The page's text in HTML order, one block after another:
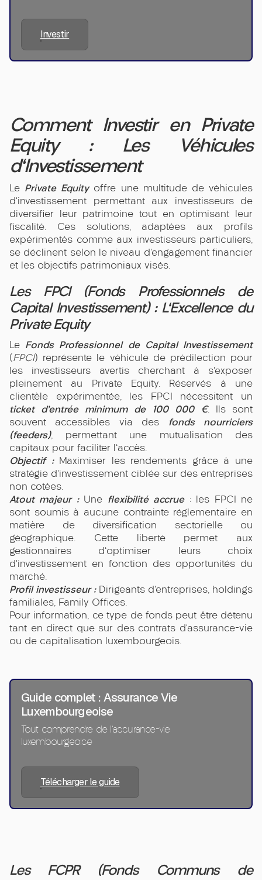
Investir
Comment Investir en Private
Equity : Les Véhicules
d'Investissement
Le Private Equityoffre une multitude de véhicules
d’investissement permettant aux investisseurs de
diversifier leur patrimoine tout en optimisant leur
fiscalité. Ces solutions, adaptées aux profils
expérimentés comme aux investisseurs particuliers,
se déclinent selon le niveau d’engagement financier
et les objectifs patrimoniaux visés.
Les FPCI (Fonds Professionnels de
Capital Investissement) : L'Excellence du
Private Equity
Le Fonds Professionnel de Capital Investissement
(FPCI) représente le véhicule de prédilection pour
les investisseurs avertis cherchant à s’exposer
pleinement au Private Equity. Réservés à une
clientèle expérimentée, les FPCI nécessitent un
ticket d’entrée minimum de 100 000 €. Ils sont
souvent accessibles via des fonds nourriciers
(feeders), permettant une mutualisation des
capitaux pour faciliter l'accès.
Objectif :Maximiser les rendements grâce à une
stratégie d’investissement ciblée sur des entreprises
non cotées.
Atout majeur :Une flexibilité accrue: les FPCI ne
sont soumis à aucune contrainte réglementaire en
matière de diversification sectorielle ou
géographique. Cette liberté permet aux
gestionnaires d'optimiser leurs choix
d’investissement en fonction des opportunités du
marché.
Profil investisseur :Dirigeants d’entreprises, holdings
familiales, Family Offices.
Pour information, ce type de fonds peut être détenu
tant en direct que sur des contrats d’assurance-vie
ou de capitalisation luxembourgeois.
Guide complet : Assurance Vie
Luxembourgeoise
Tout comprendre de l’assurance-vie
luxembourgeoise
Télécharger le guide
Les FCPR (Fonds Communs de